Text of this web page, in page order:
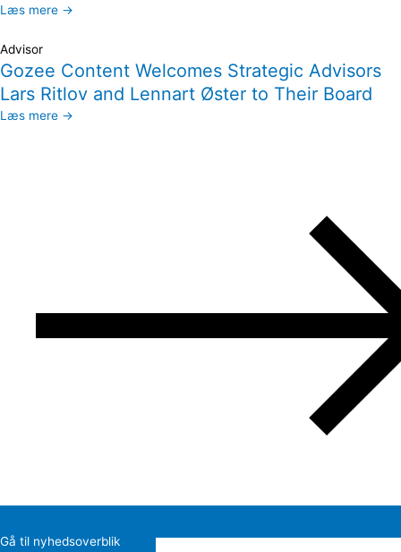
Læs mere →
Advisor
Gozee Content Welcomes Strategic Advisors
Lars Ritlov and Lennart Øster to Their Board
Læs mere →
Gå til nyhedsoverblik